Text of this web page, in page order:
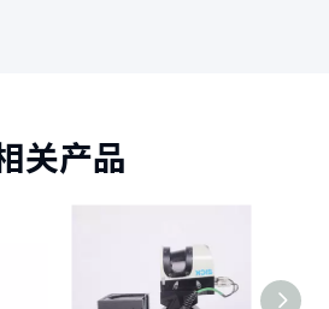
关产品